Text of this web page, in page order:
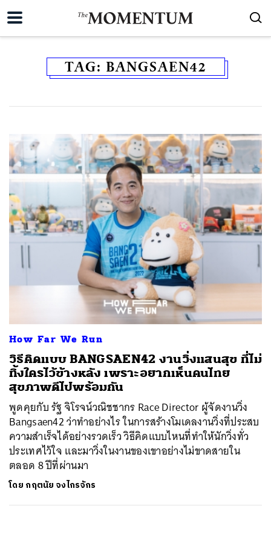
TAG: BANGSAEN42
How Far We Run
วิธีคิดแบบ BANGSAEN42 งานวิ่งแสนสุข ที่ไม่
ทิ้งใครไว้ข้างหลัง เพราะอยากเห็นคนไทย
สุขภาพดีไปพร้อมกัน
พูดคุยกับ รัฐ จิโรจน์วณิชชากร Race Director ผู้จัดงานวิ่ง
Bangsaen42 ว่าทำอย่างไร ในการสร้างโมเดลงานวิ่งที่ประสบ
ความสำเร็จได้อย่างรวดเร็ว วิธีคิดแบบไหนที่ทำให้นักวิ่งทั่ว
ประเทศไว้ใจ และมาวิ่งในงานของเขาอย่างไม่ขาดสายใน
ตลอด 8 ปีที่ผ่านมา
โดย กฤตนัย จงไกรจักร
SHARE